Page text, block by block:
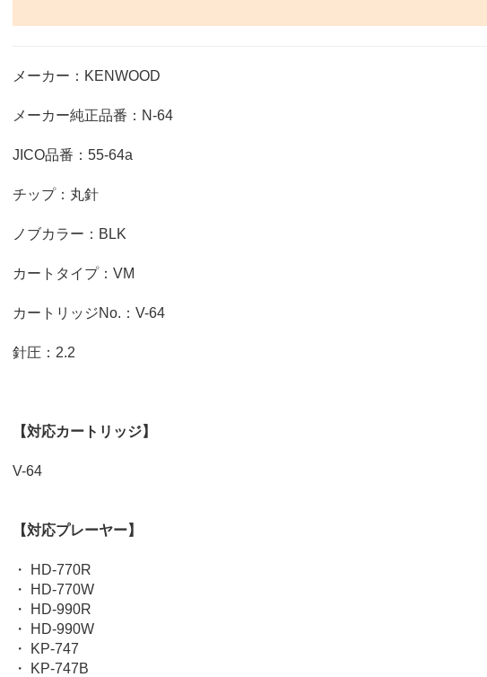
メーカー：KENWOOD
メーカー純正品番：N-64
JICO品番：55-64a
チップ：丸針
ノブカラー：BLK
カートタイプ：VM
カートリッジNo.：V-64
針圧：2.2
【対応カートリッジ】
V-64
【対応プレーヤー】
・ HD-770R
・ HD-770W
・ HD-990R
・ HD-990W
・ KP-747
・ KP-747B